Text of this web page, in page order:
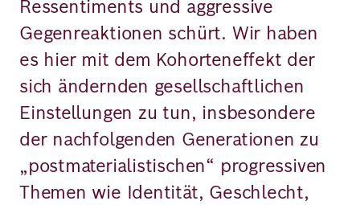
Ressentiments und aggressive
Gegenreaktionen schürt. Wir haben
es hier mit dem Kohorteneffekt der
sich ändernden gesellschaftlichen
Einstellungen zu tun, insbesondere
der nachfolgenden Generationen zu
„postmaterialistischen“ progressiven
Themen wie Identität, Geschlecht,